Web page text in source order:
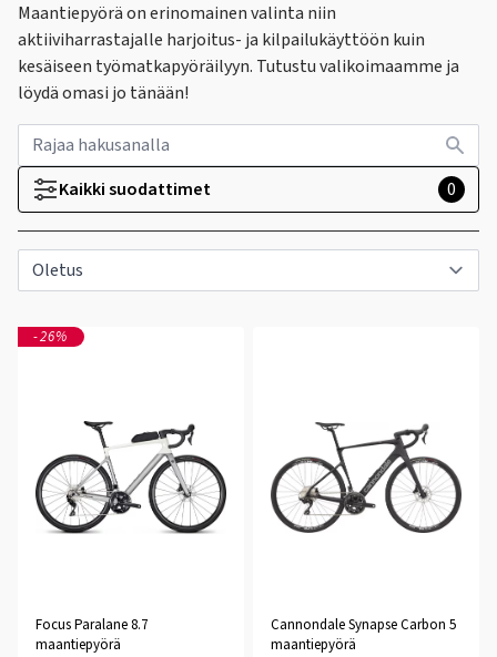
Maantiepyörä on erinomainen valinta niin
aktiiviharrastajalle harjoitus- ja kilpailukäyttöön kuin
kesäiseen työmatkapyöräilyyn. Tutustu valikoimaamme ja
löydä omasi jo tänään!
Kaikki suodattimet 0
-26%
Focus Paralane 8.7
maantiepyörä
Cannondale Synapse Carbon 5
maantiepyörä